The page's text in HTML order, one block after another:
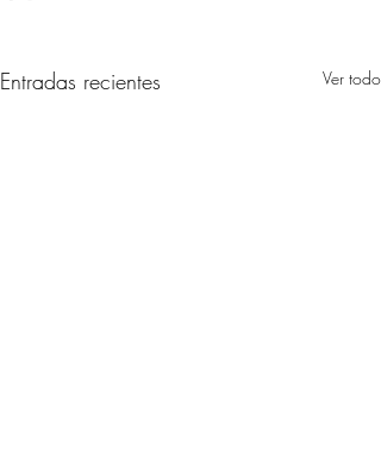
Entradas recientes Ver todo